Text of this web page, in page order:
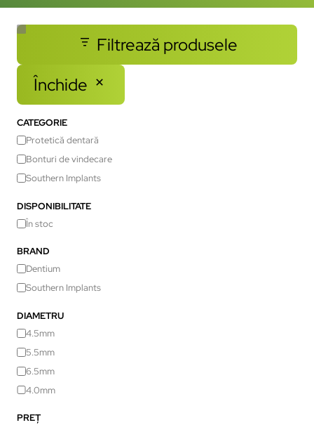
Filtrează produsele
Închide
CATEGORIE
Protetică dentară
Bonturi de vindecare
Southern Implants
DISPONIBILITATE
În stoc
BRAND
Dentium
Southern Implants
DIAMETRU
4.5mm
5.5mm
6.5mm
4.0mm
PREȚ